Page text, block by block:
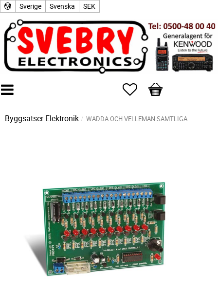
Sverige Svenska SEK
Favoriter
Kundvagn
Byggsatser Elektronik WADDA OCH VELLEMAN SAMTLIGA